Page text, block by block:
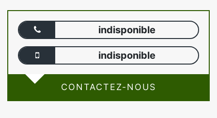
indisponible
indisponible
CONTACTEZ-NOUS